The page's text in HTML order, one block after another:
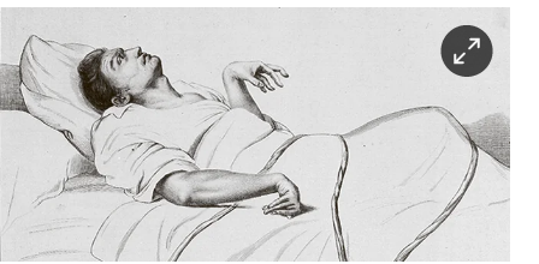
sport
berlin
nord
wahrheit
verlag